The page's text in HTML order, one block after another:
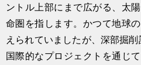
ントル上部にまで広がる、太
命圏を指します。かつて地球
えられていましたが、深部掘
国際的なプロジェクトを通じ